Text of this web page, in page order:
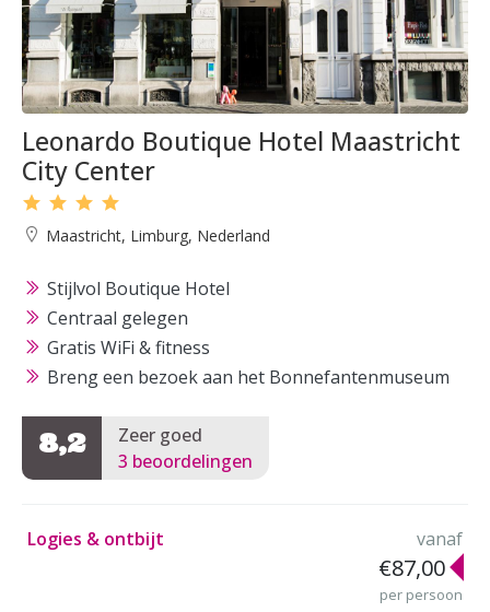
Leonardo Boutique Hotel Maastricht
City Center
Maastricht, Limburg, Nederland
Stijlvol Boutique Hotel
Centraal gelegen
Gratis WiFi & fitness
Breng een bezoek aan het Bonnefantenmuseum
8,2
Zeer goed
3 beoordelingen
Logies & ontbijt vanaf
€87,00
per persoon